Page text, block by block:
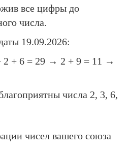
все цифры до
числа.
19.09.2026:
2 + 6 = 29 → 2 + 9 = 11 →
числа 2, 3, 6,